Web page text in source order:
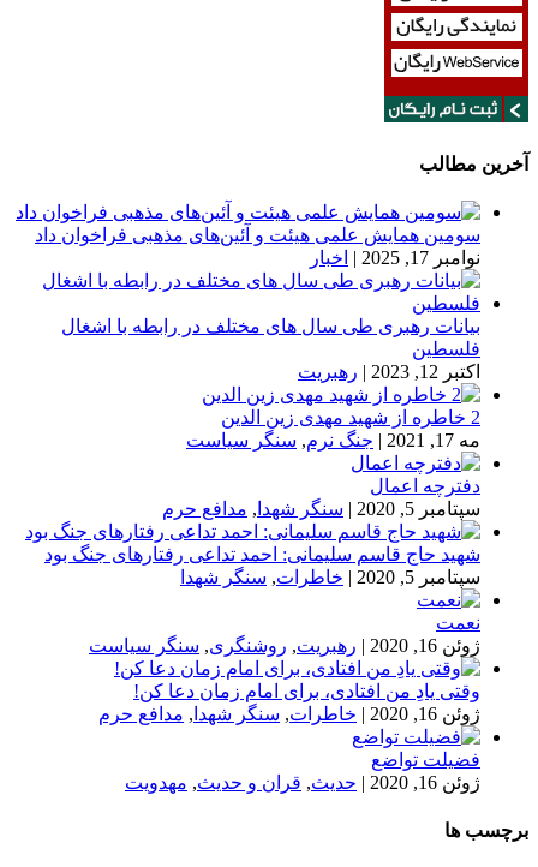
آخرین مطالب
سومین همایش علمی هیئت و آئین‌های مذهبی فراخوان داد
نوامبر 17, 2025
| اخبار
بیانات رهبری طی سال های مختلف در رابطه با اشغال
فلسطین
اکتبر 12, 2023
| رهبریت
2 خاطره از شهید مهدی زین الدین
مه 17, 2021
| جنگ نرم, سنگر سیاست
دفترچه اعمال
سپتامبر 5, 2020
| سنگر شهدا , مدافع حرم
شهید حاج قاسم سلیمانی: احمد تداعی رفتارهای جنگ بود
سپتامبر 5, 2020
| خاطرات, سنگر شهدا
نعمت
ژوئن 16, 2020
| رهبریت, روشنگری, سنگر سیاست
وقتی یادِ من افتادی، برای امام زمان دعا کن!
ژوئن 16, 2020
| خاطرات, سنگر شهدا , مدافع حرم
فضیلت تواضع
ژوئن 16, 2020
| حدیث, قران و حدیث, مهدویت
برچسب ها